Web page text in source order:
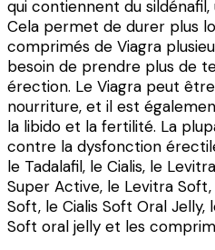
qui contiennent du sildénafil,
Cela permet de durer plus
comprimés de Viagra
besoin de prendre plus de
érection. Le Viagra peut
nourriture, et il est
la libido et la fertilité. La
contre la dysfonction
le Tadalafil, le Cialis, le
Super Active, le Levitra
Soft, le Cialis Soft Oral Jelly,
Soft oral jelly et les